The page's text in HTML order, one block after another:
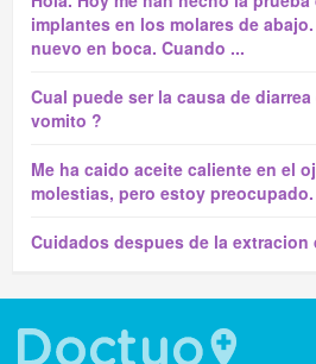
implantes en los molares de
nuevo en boca. Cuando ...
Cual puede ser la causa de
vomito ?
Me ha caido aceite caliente en el
molestias, pero estoy
Cuidados despues de la extracion